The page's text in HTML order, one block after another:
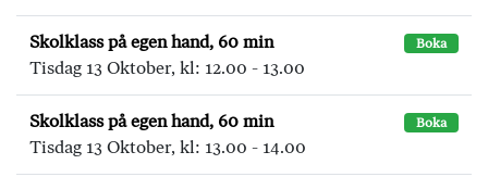
Skolklass på egen hand, 60 min Boka
Tisdag 13 Oktober, kl: 12.00 - 13.00
Skolklass på egen hand, 60 min Boka
Tisdag 13 Oktober, kl: 13.00 - 14.00